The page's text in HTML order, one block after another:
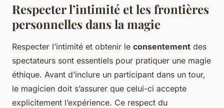
Respecter l’intimité et les frontières
personnelles dans la magie
Respecter l’intimité et obtenir le consentement des
spectateurs sont essentiels pour pratiquer une magie
éthique. Avant d’inclure un participant dans un tour,
le magicien doit s’assurer que celui-ci accepte
explicitement l’expérience. Ce respect du